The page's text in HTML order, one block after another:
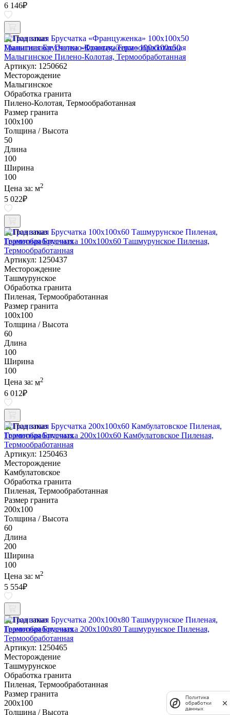
6 146₽
Под заказ
Гранитная Брусчатка «Француженка» 100х100x50
Малыгинское Пилено-Колотая, Термообработанная
Артикул: 1250662
Месторождение
Малыгинское
Обработка гранита
Пилено-Колотая, Термообработанная
Размер гранита
100х100
Толщина / Высота
50
Длина
100
Ширина
100
Цена за: м2
5 022₽
Под заказ
Гранитная Брусчатка 100х100x60 Ташмурунское Пиленая,
Термообработанная
Артикул: 1250437
Месторождение
Ташмурунское
Обработка гранита
Пиленая, Термообработанная
Размер гранита
100х100
Толщина / Высота
60
Длина
100
Ширина
100
Цена за: м2
6 012₽
Под заказ
Гранитная Брусчатка 200х100x60 Камбулатовское Пиленая,
Термообработанная
Артикул: 1250463
Месторождение
Камбулатовское
Обработка гранита
Пиленая, Термообработанная
Размер гранита
200х100
Толщина / Высота
60
Длина
200
Ширина
100
Цена за: м2
5 554₽
Под заказ
Гранитная Брусчатка 200х100x80 Ташмурунское Пиленая,
Термообработанная
Артикул: 1250465
Месторождение
Ташмурунское
Обработка гранита
Пиленая, Термообработанная
Размер гранита
200х100
Толщина / Высота
Политика
обработки
данных